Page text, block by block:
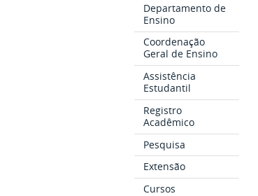
Departamento de
Ensino
Coordenação
Geral de Ensino
Assistência
Estudantil
Registro
Acadêmico
Pesquisa
Extensão
Cursos